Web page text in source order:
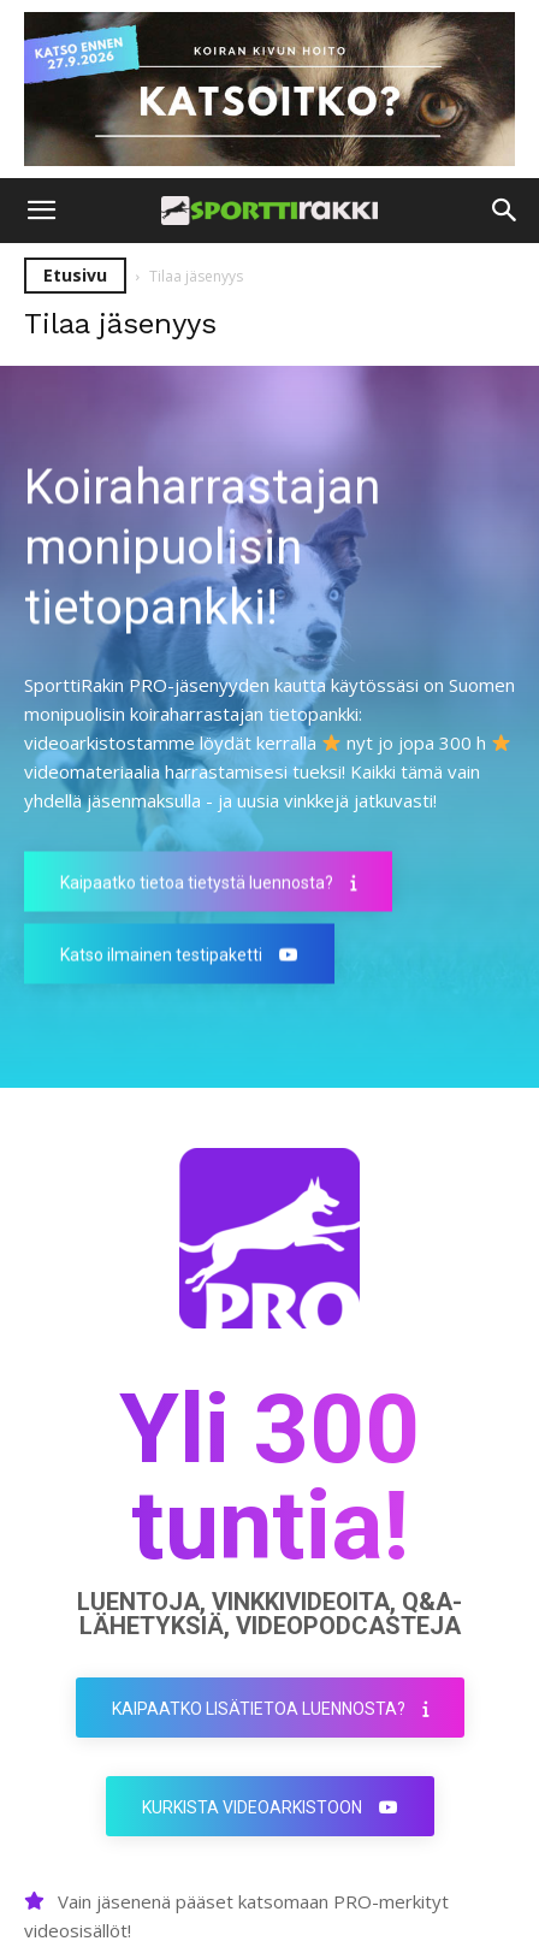
Etusivu Tilaa jäsenyys
Tilaa jäsenyys
Koiraharrastajan
monipuolisin
tietopankki!
SporttiRakin PRO-jäsenyyden kautta käytössäsi on Suomen
monipuolisin koiraharrastajan tietopankki:
videoarkistostamme löydät kerralla
nyt jo jopa 300 h
videomateriaalia harrastamisesi tueksi! Kaikki tämä vain
yhdellä jäsenmaksulla - ja uusia vinkkejä jatkuvasti!
Kaipaatko tietoa tietystä luennosta?
Katso ilmainen testipaketti
Yli 300
tuntia!
LUENTOJA, VINKKIVIDEOITA, Q&A-
LÄHETYKSIÄ, VIDEOPODCASTEJA
KAIPAATKO LISÄTIETOA LUENNOSTA?
KURKISTA VIDEOARKISTOON
Vain jäsenenä pääset katsomaan PRO-merkityt
videosisällöt!